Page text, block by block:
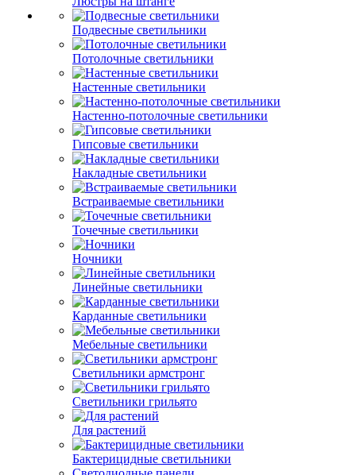
Подвесные светильники
Потолочные светильники
Настенные светильники
Настенно-потолочные светильники
Гипсовые светильники
Накладные светильники
Встраиваемые светильники
Точечные светильники
Ночники
Линейные светильники
Карданные светильники
Мебельные светильники
Светильники армстронг
Светильники грильято
Для растений
Бактерицидные светильники